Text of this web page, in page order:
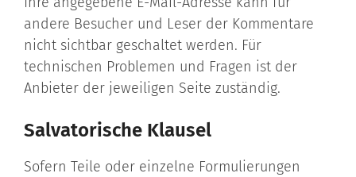
andere Besucher und Leser der Kommentare
nicht sichtbar geschaltet werden. Für
technischen Problemen und Fragen ist der
Anbieter der jeweiligen Seite zuständig.
Salvatorische Klausel
Sofern Teile oder einzelne Formulierungen